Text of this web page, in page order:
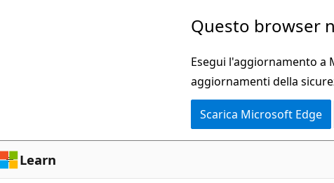
Questo browser
Esegui l'aggiornamento a
aggiornamenti della
Scarica Microsoft Edge
Learn